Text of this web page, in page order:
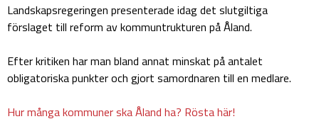
Landskapsregeringen presenterade idag det slutgiltiga
förslaget till reform av kommuntrukturen på Åland.
Efter kritiken har man bland annat minskat på antalet
obligatoriska punkter och gjort samordnaren till en medlare.
Hur många kommuner ska Åland ha? Rösta här!